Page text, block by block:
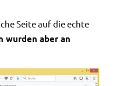
Seite auf die echte
wurden aber an